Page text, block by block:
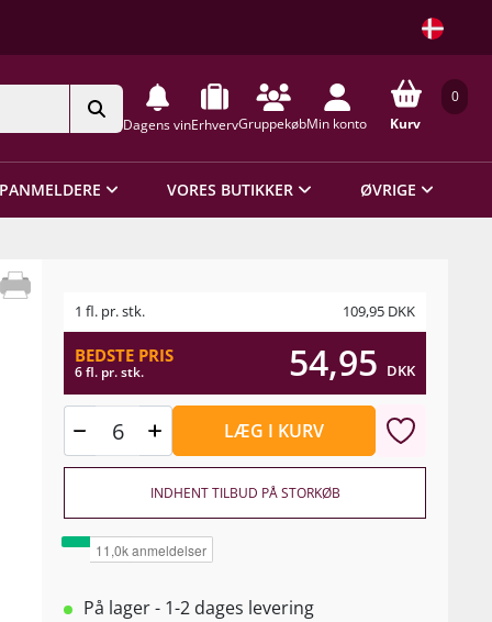
Dagens vinErhvervGruppekøbMin konto
0
Kurv
VORES BUTIKKER ØVRIGE
1 fl. pr. stk. 109,95 DKK
BEDSTE PRIS
6 fl. pr. stk. 54,95 DKK
LÆG I KURV
INDHENT TILBUD PÅ STORKØB
På lager - 1-2 dages levering